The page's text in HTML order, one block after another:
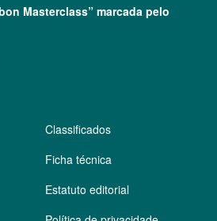
Masterclass” marcada pelo
Classificados
Ficha técnica
Estatuto editorial